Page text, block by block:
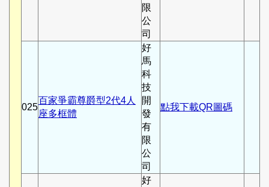
限
公
司
025
百家爭霸尊爵型2代4人
座多框體
好
馬
科
技
開
發
有
限
公
司
點我下載QR圖碼
好